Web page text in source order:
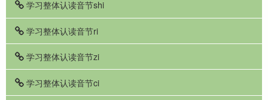
学习整体认读音节shi
学习整体认读音节ri
学习整体认读音节zi
学习整体认读音节ci